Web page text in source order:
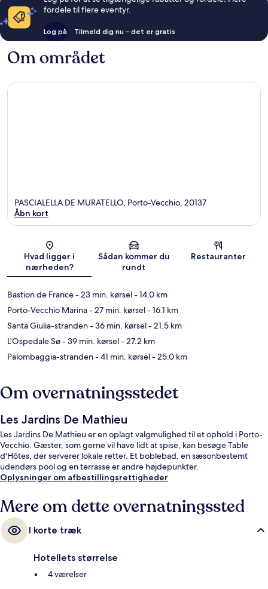
fordele til flere eventyr.
Log på Tilmeld dig nu – det er gratis
Om området
Kort
PASCIALELLA DE MURATELLO, Porto-Vecchio, 20137
Åbn kort
Hvad ligger i
nærheden?
Sådan kommer du
rundt
Restauranter
Bastion de France- 23 min. kørsel- 14.0 km
Porto-Vecchio Marina- 27 min. kørsel- 16.1 km
Santa Giulia-stranden- 36 min. kørsel- 21.5 km
L'Ospedale Sø- 39 min. kørsel- 27.2 km
Palombaggia-stranden- 41 min. kørsel- 25.0 km
Om overnatningsstedet
Les Jardins De Mathieu
Les Jardins De Mathieu er en oplagt valgmulighed til et ophold i Porto-
Vecchio. Gæster, som gerne vil have lidt at spise, kan besøge Table
d'Hôtes, der serverer lokale retter. Et boblebad, en sæsonbestemt
udendørs pool og en terrasse er andre højdepunkter.
Oplysninger om afbestillingsrettigheder
Mere om dette overnatningssted
I korte træk
Hotellets størrelse
4 værelser